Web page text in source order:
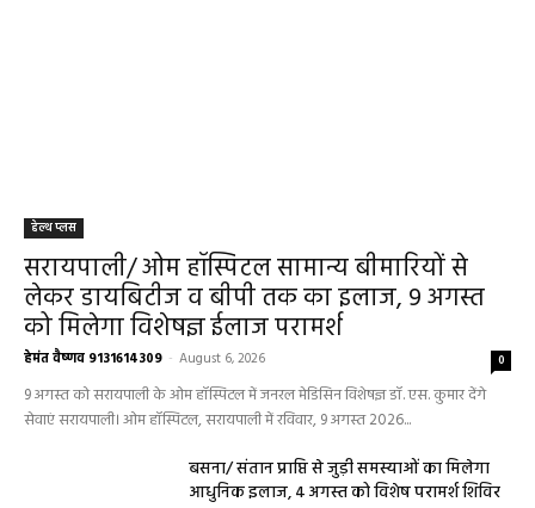
हेल्थ प्लस
सरायपाली/ ओम हॉस्पिटल सामान्य बीमारियों से
लेकर डायबिटीज व बीपी तक का इलाज, 9 अगस्त
को मिलेगा विशेषज्ञ ईलाज परामर्श
हेमंत वैष्णव 9131614309 - August 6, 2026 0
9 अगस्त को सरायपाली के ओम हॉस्पिटल में जनरल मेडिसिन विशेषज्ञ डॉ. एस. कुमार देंगे
सेवाएं सरायपाली। ओम हॉस्पिटल, सरायपाली में रविवार, 9 अगस्त 2026...
बसना/ संतान प्राप्ति से जुड़ी समस्याओं का मिलेगा
आधुनिक इलाज, 4 अगस्त को विशेष परामर्श शिविर